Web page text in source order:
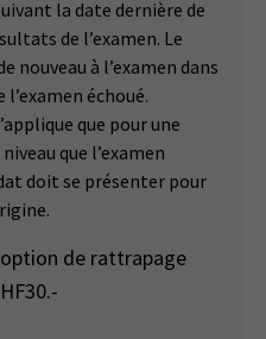
la date dernière de
de l’examen. Le
nouveau à l’examen dans
échoué.
que pour une
que l’examen
doit se présenter pour
de rattrapage